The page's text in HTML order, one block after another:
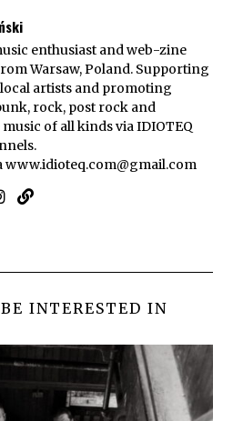
enthusiast and web-zine
Warsaw, Poland. Supporting
local artists and promoting
rock, post rock and
of all kinds via IDIOTEQ
www.idioteq.com@gmail.com
INTERESTED IN